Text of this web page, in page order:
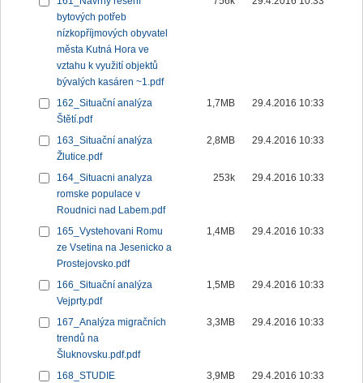
bytových potřeb
nízkopříjmových obyvatel
města Kutná Hora ve
vztahu k využití objektů
bývalých kasáren ~1.pdf
162_Situační analýza
Štětí.pdf
1,7MB 29.4.2016 10:33
163_Situační analýza
Žlutice.pdf
2,8MB 29.4.2016 10:33
164_Situacni analyza
romske populace v
Roudnici nad Labem.pdf
253k 29.4.2016 10:33
165_Vystehovani Romu
ze Vsetina na Jesenicko a
Prostejovsko.pdf
1,4MB 29.4.2016 10:33
166_Situační analýza
Vejprty.pdf
1,5MB 29.4.2016 10:33
167_Analýza migračních
trendů na
Šluknovsku.pdf.pdf
3,3MB 29.4.2016 10:33
168_STUDIE
3,9MB 29.4.2016 10:33